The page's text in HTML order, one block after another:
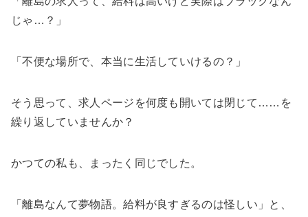
じゃ…？」
「不便な場所で、本当に生活していけるの？」
そう思って、求人ページを何度も開いては閉じて……を
繰り返していませんか？
かつての私も、まったく同じでした。
「離島なんて夢物語。給料が良すぎるのは怪しい」と、